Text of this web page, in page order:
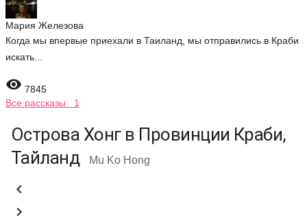
Мария Железова
Когда мы впервые приехали в Таиланд, мы отправились в Краби
искать...
 7845
Все рассказы 1
Острова Хонг в Провинции Краби,
Тайланд
Mu Ko Hong

